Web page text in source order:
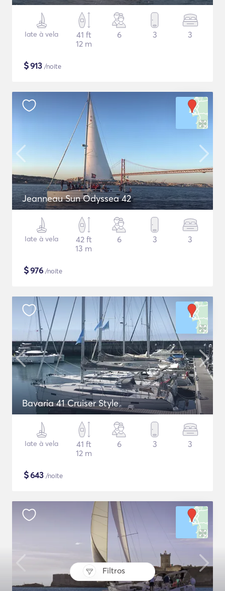
Filtros
Iate à vela
41 ft
12 m
6 3 3
$913 /noite
Jeanneau Sun Odyssea 42
Iate à vela
42 ft
13 m
6 3 3
$976 /noite
Bavaria 41 Cruiser Style
Iate à vela
41 ft
12 m
6 3 3
$643 /noite